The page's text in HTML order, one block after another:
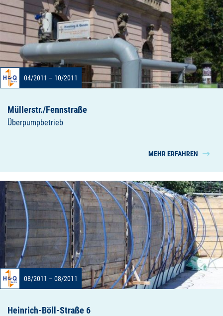
04/2011 – 10/2011
Müllerstr./Fennstraße
Überpumpbetrieb
MEHR ERFAHREN
08/2011 – 08/2011
Heinrich-Böll-Straße 6